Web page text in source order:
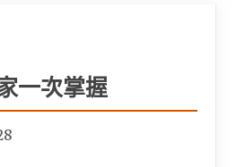
一次掌握